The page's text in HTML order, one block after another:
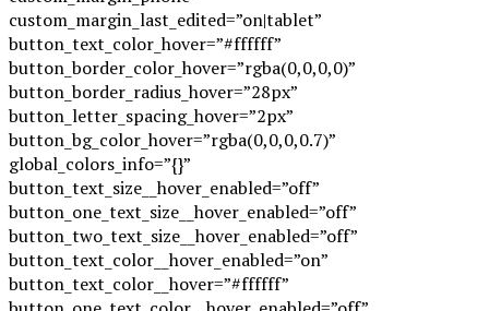
custom_margin_last_edited=”on|tablet”
button_text_color_hover=”#ffffff”
button_border_color_hover=”rgba(0,0,0,0)”
button_border_radius_hover=”28px”
button_letter_spacing_hover=”2px”
button_bg_color_hover=”rgba(0,0,0,0.7)”
global_colors_info=”{}”
button_text_size__hover_enabled=”off”
button_one_text_size__hover_enabled=”off”
button_two_text_size__hover_enabled=”off”
button_text_color__hover_enabled=”on”
button_text_color__hover=”#ffffff”